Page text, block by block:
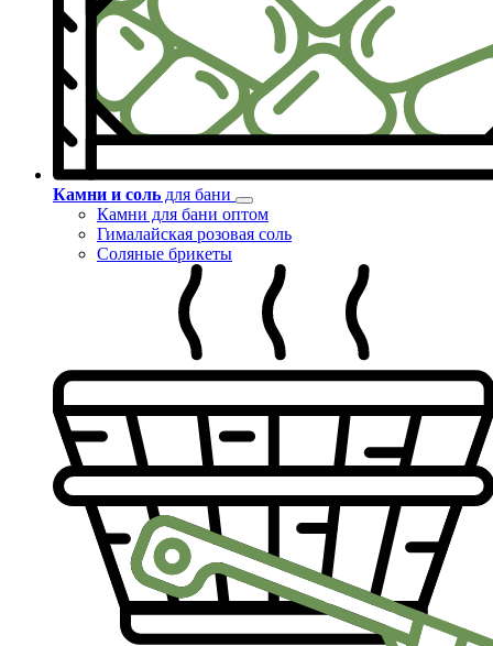
Камни и соль для бани
Камни для бани оптом
Гималайская розовая соль
Соляные брикеты